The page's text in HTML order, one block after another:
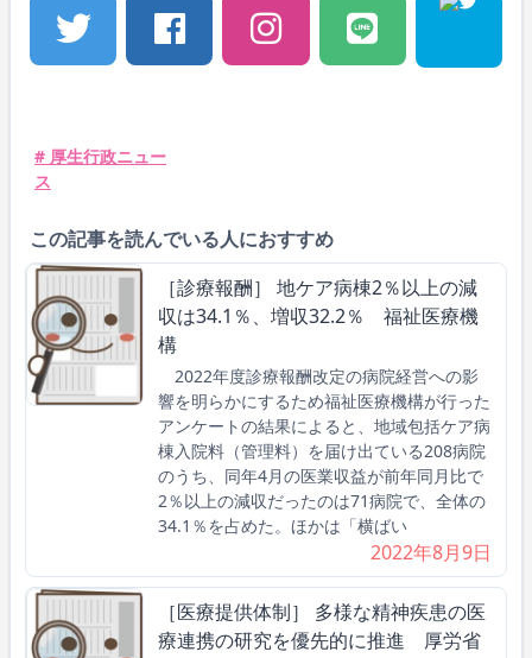
# 厚生行政ニュー
ス
この記事を読んでいる人におすすめ
［診療報酬］ 地ケア病棟2％以上の減
収は34.1％、増収32.2％ 福祉医療機
構
2022年度診療報酬改定の病院経営への影
響を明らかにするため福祉医療機構が行った
アンケートの結果によると、地域包括ケア病
棟入院料（管理料）を届け出ている208病院
のうち、同年4月の医業収益が前年同月比で
2％以上の減収だったのは71病院で、全体の
34.1％を占めた。ほかは「横ばい
2022年8月9日
［医療提供体制］ 多様な精神疾患の医
療連携の研究を優先的に推進 厚労省